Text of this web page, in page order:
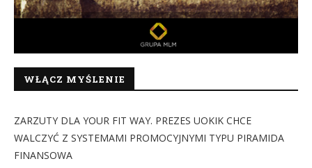
WŁĄCZ MYŚLENIE
ZARZUTY DLA YOUR FIT WAY. PREZES UOKIK CHCE
WALCZYĆ Z SYSTEMAMI PROMOCYJNYMI TYPU PIRAMIDA
FINANSOWA